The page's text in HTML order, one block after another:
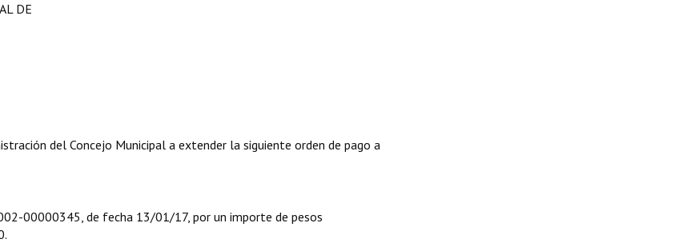
DE
del Concejo Municipal a extender la siguiente orden de pago a
00000345, de fecha 13/01/17, por un importe de pesos